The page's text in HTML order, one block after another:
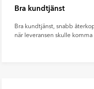
Bra kundtjänst
Bra kundtjänst, snabb
när leveransen skulle